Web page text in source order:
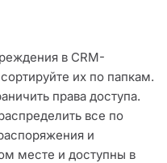
в CRM-
их по папкам.
права доступа.
все по
и
месте и доступны в